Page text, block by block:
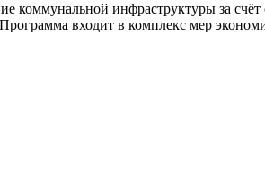
коммунальной инфраструктуры за
входит в комплекс мер